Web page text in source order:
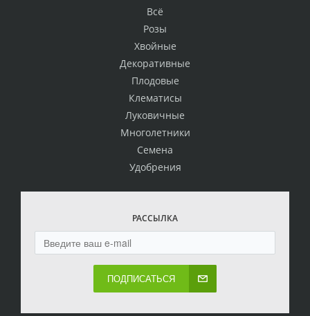
Всё
Розы
Хвойные
Декоративные
Плодовые
Клематисы
Луковичные
Многолетники
Семена
Удобрения
РАССЫЛКА
ПОДПИСАТЬСЯ